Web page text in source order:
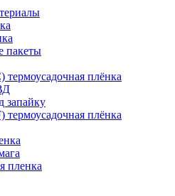
пакеты
плёнка
запайку
плёнка
пленка